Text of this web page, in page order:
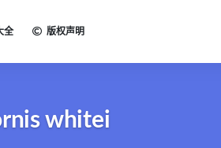
全 版权声明
whitei